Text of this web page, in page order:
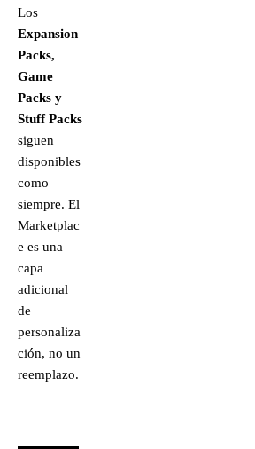
Los
Expansion
Packs,
Game
Packs y
Stuff Packs
siguen
disponibles
como
siempre. El
Marketplac
e es una
capa
adicional
de
personaliza
ción, no un
reemplazo.